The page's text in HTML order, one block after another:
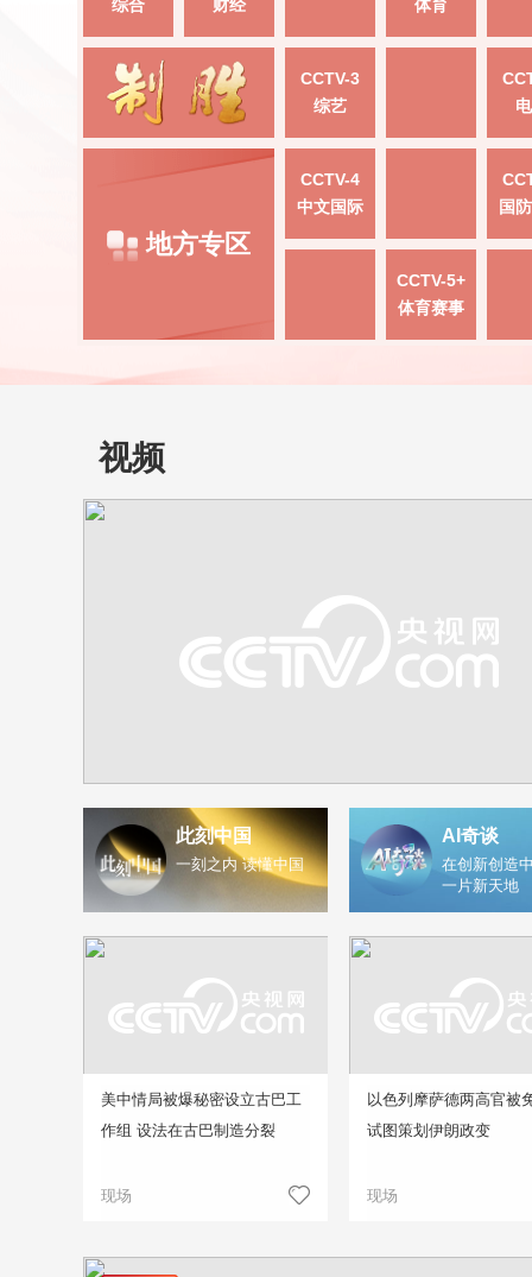
综合 财经 体育
CCTV-3
综艺
地方专区
CCTV-4
中文国际
国
CCTV-5+
体育赛事
视频
此刻中国
一刻之内 读懂中国
AI奇谈
在创新创造
一片新天地
美中情局被爆秘密设立古巴工
作组 设法在古巴制造分裂
现场
以色列摩萨德两高官被
试图策划伊朗政变
现场